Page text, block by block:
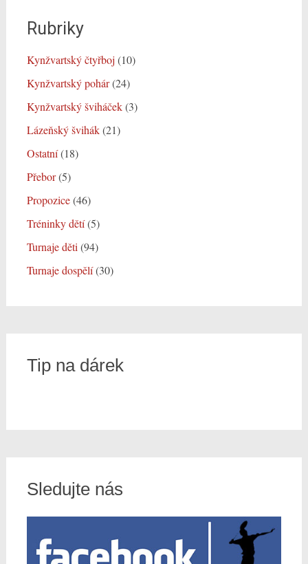
Rubriky
Kynžvartský čtyřboj (10)
Kynžvartský pohár(24)
Kynžvartský šviháček(3)
Lázeňský švihák(21)
Ostatní(18)
Přebor(5)
Propozice(46)
Tréninky dětí(5)
Turnaje děti (94)
Turnaje dospělí(30)
Tip na dárek
Sledujte nás